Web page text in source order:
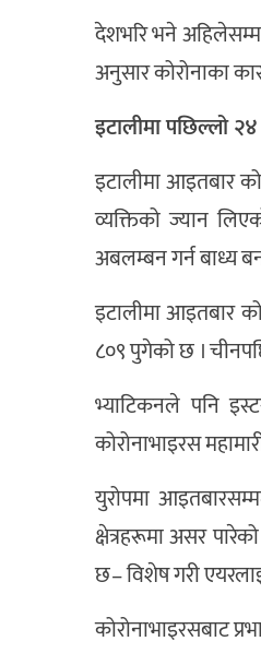
देशभरि भने
अनुसार कोरोनाका
इटालीमा पछिल्लो
इटालीमा आइतबार
व्यक्तिको ज्यान
अबलम्बन गर्न बाध्य
इटालीमा आइतबार
८०९ पुगेको छ ।
भ्याटिकनले पनि
कोरोनाभाइरस
युरोपमा
क्षेत्रहरूमा असर
छ– विशेष गरी
कोरोनाभाइरसबाट